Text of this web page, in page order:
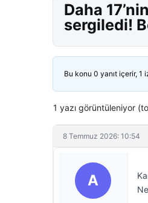
Daha
sergiledi!
Bu konu 0 yanıt içerir, 1
1 yazı görüntüleniyor
8 Temmuz 2026: 10:54
A